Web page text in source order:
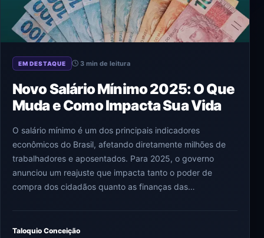
EM DESTAQUE 3 min de leitura
Novo Salário Mínimo 2025: O Que
Muda e Como Impacta Sua Vida
O salário mínimo é um dos principais indicadores
econômicos do Brasil, afetando diretamente milhões de
trabalhadores e aposentados. Para 2025, o governo
anunciou um reajuste que impacta tanto o poder de
compra dos cidadãos quanto as finanças das…
Taloquio Conceição